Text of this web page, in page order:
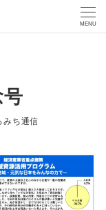
MENU
ー
みち通信